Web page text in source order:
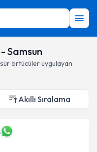
Samsun
örtücüleruygulayan
Akıllı Sıralama